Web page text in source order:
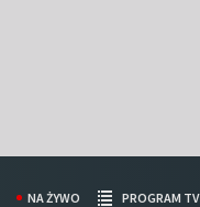
NA ŻYWO PROGRAM TV